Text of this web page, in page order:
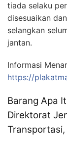
tiada selaku
disesuaikan
selangkan
jantan.
Informasi
https://
Barang Apa
Direktorat